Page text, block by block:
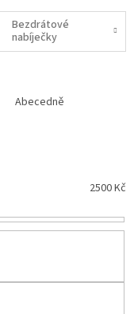
Bezdrátové
nabíječky
Abecedně
2500Kč